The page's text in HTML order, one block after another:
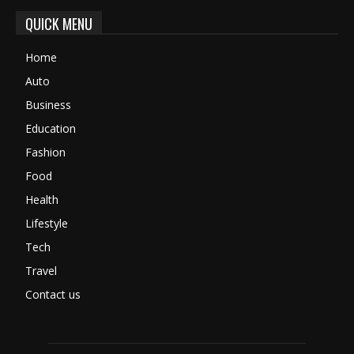
QUICK MENU
Home
Auto
Business
Education
Fashion
Food
Health
Lifestyle
Tech
Travel
Contact us